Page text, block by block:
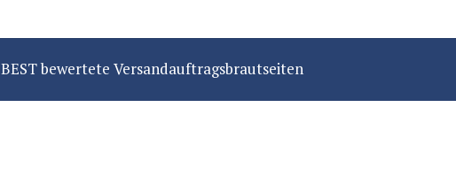
BEST bewertete Versandauftragsbrautseiten